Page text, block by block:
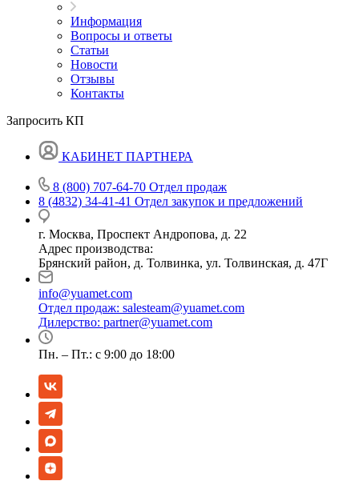
Информация
Вопросы и ответы
Статьи
Новости
Отзывы
Контакты
Запросить КП
КАБИНЕТ ПАРТНЕРА
8 (800) 707-64-70 Отдел продаж
8 (4832) 34-41-41 Отдел закупок и предложений
г. Москва, Проспект Андропова, д. 22
Адрес производства:
Брянский район, д. Толвинка, ул. Толвинская, д. 47Г
info@yuamet.com
Отдел продаж: salesteam@yuamet.com
Дилерство: partner@yuamet.com
Пн. – Пт.: с 9:00 до 18:00